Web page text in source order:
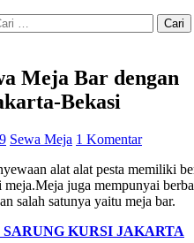
Meja Bar dengan
Bekasi
Sewa Meja 1 Komentar
alat alat pesta memiliki
meja.Meja juga mempunyai
salah satunya yaitu meja bar.
KURSI JAKARTA